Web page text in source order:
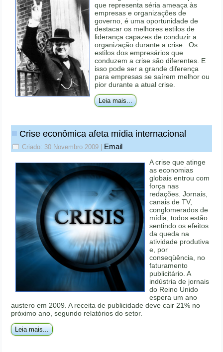
que representa séria ameaça às
empresas e organizações de
governo, é uma oportunidade de
destacar os melhores estilos de
liderança capazes de conduzir a
organização durante a crise. Os
estilos dos empresários que
conduzem a crise são diferentes. E
isso pode ser a grande diferença
para empresas se saírem melhor ou
pior durante a atual crise.
Leia mais...
Crise econômica afeta mídia internacional
Criado: 30 Novembro 2009 Email
A crise que atinge
as economias
globais entrou com
força nas
redações. Jornais,
canais de TV,
conglomerados de
mídia, todos estão
sentindo os efeitos
da queda na
atividade produtiva
e, por
conseqüência, no
faturamento
publicitário. A
indústria de jornais
do Reino Unido
espera um ano
austero em 2009. A receita de publicidade deve cair 21% no
próximo ano, segundo relatórios do setor.
Leia mais...